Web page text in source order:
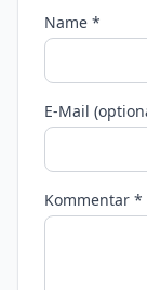
Name *
E-Mail
Kommentar *